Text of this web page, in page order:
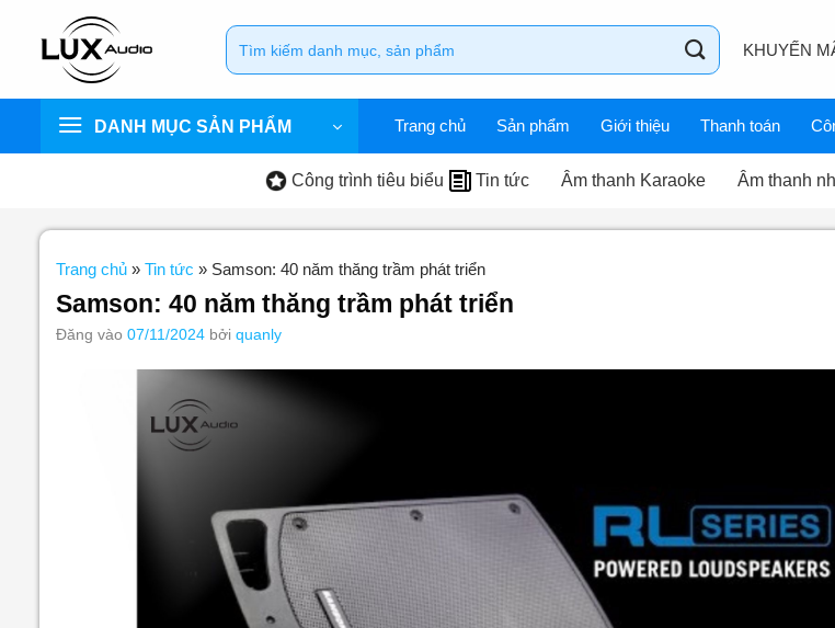
dung
Tìm
kiếm:
KHUYẾN
DANH MỤC SẢN PHẨM Trang chủ Sản phẩm Giới thiệu Thanh toán
Công trình tiêu biểu Tin tức Âm thanh Karaoke Âm thanh
Trang chủ» Tin tức » Samson: 40 năm thăng trầm phát triển
Samson: 40 năm thăng trầm phát triển
Đăng vào 07/11/2024 bởi quanly